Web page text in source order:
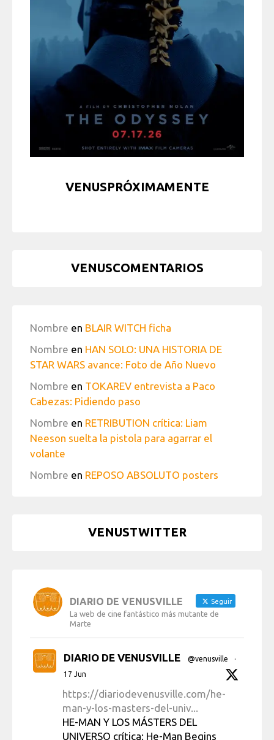
VENUSPRÓXIMAMENTE
VENUSCOMENTARIOS
Nombre en BLAIR WITCH ficha
Nombre en HAN SOLO: UNA HISTORIA DE
STAR WARS avance: Foto de Año Nuevo
Nombre en TOKAREV entrevista a Paco
Cabezas: Pidiendo paso
Nombre en RETRIBUTION crítica: Liam
Neeson suelta la pistola para agarrar el
volante
Nombre en REPOSO ABSOLUTO posters
VENUSTWITTER
DIARIO DE VENUSVILLE Seguir
La web de cine fantástico más mutante de
Marte
DIARIO DE VENUSVILLE @venusville
·
17 Jun
https://diariodevenusville.com/he-
man-y-los-masters-del-univ...
HE-MAN Y LOS MÁSTERS DEL
UNIVERSO crítica: He-Man Begins